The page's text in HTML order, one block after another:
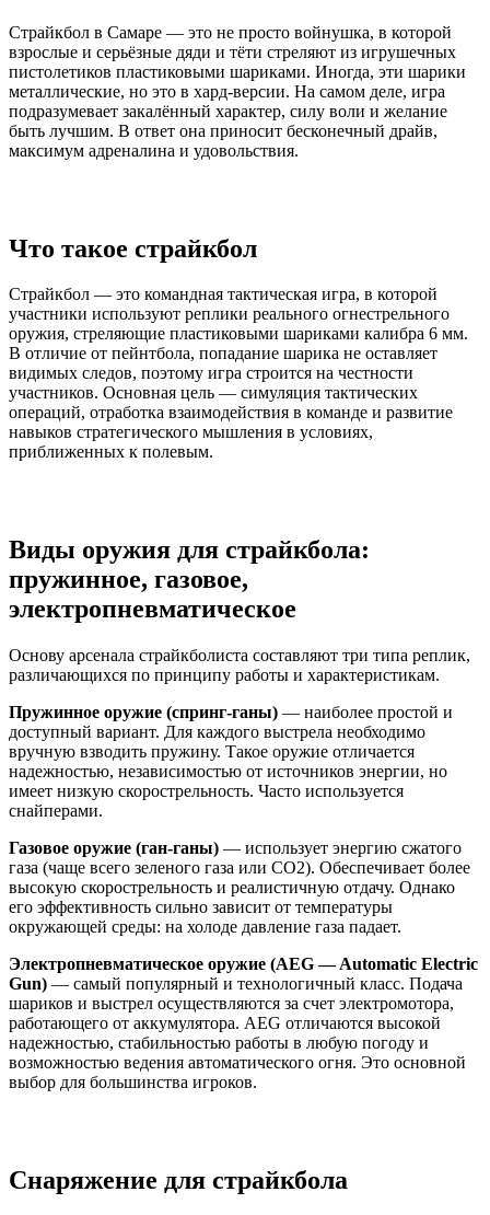
Страйкбол в Самаре — это не просто войнушка, в которой
взрослые и серьёзные дяди и тёти стреляют из игрушечных
пистолетиков пластиковыми шариками. Иногда, эти шарики
металлические, но это в хард-версии. На самом деле, игра
подразумевает закалённый характер, силу воли и желание
быть лучшим. В ответ она приносит бесконечный драйв,
максимум адреналина и удовольствия.
Что такое страйкбол
Страйкбол — это командная тактическая игра, в которой
участники используют реплики реального огнестрельного
оружия, стреляющие пластиковыми шариками калибра 6 мм.
В отличие от пейнтбола, попадание шарика не оставляет
видимых следов, поэтому игра строится на честности
участников. Основная цель — симуляция тактических
операций, отработка взаимодействия в команде и развитие
навыков стратегического мышления в условиях,
приближенных к полевым.
Виды оружия для страйкбола:
пружинное, газовое,
электропневматическое
Основу арсенала страйкболиста составляют три типа реплик,
различающихся по принципу работы и характеристикам.
Пружинное оружие (спринг-ганы) — наиболее простой и
доступный вариант. Для каждого выстрела необходимо
вручную взводить пружину. Такое оружие отличается
надежностью, независимостью от источников энергии, но
имеет низкую скорострельность. Часто используется
снайперами.
Газовое оружие (ган-ганы) — использует энергию сжатого
газа (чаще всего зеленого газа или CO2). Обеспечивает более
высокую скорострельность и реалистичную отдачу. Однако
его эффективность сильно зависит от температуры
окружающей среды: на холоде давление газа падает.
Электропневматическое оружие (AEG — Automatic Electric
Gun) — самый популярный и технологичный класс. Подача
шариков и выстрел осуществляются за счет электромотора,
работающего от аккумулятора. AEG отличаются высокой
надежностью, стабильностью работы в любую погоду и
возможностью ведения автоматического огня. Это основной
выбор для большинства игроков.
Снаряжение для страйкбола